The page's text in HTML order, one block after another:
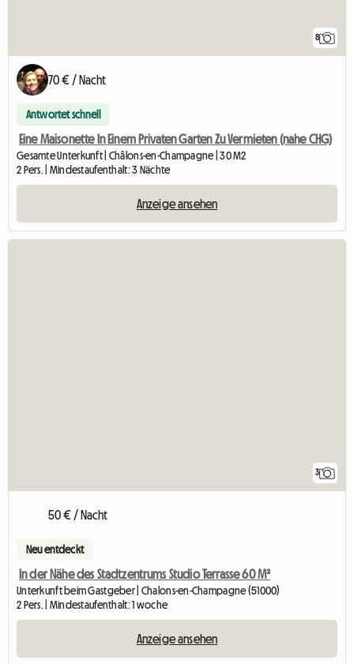
8
70 € / Nacht
Antwortet schnell
Eine Maisonette In Einem Privaten Garten Zu Vermieten (nahe CHG)
Gesamte Unterkunft | Châlons-en-Champagne | 30 M2
2 Pers. | Mindestaufenthalt: 3 Nächte
Anzeige ansehen
3
50 € / Nacht
Neu entdeckt
In der Nähe des Stadtzentrums Studio Terrasse 60 M²
Unterkunft beim Gastgeber | Chalons-en-Champagne (51000)
2 Pers. | Mindestaufenthalt: 1 woche
Anzeige ansehen